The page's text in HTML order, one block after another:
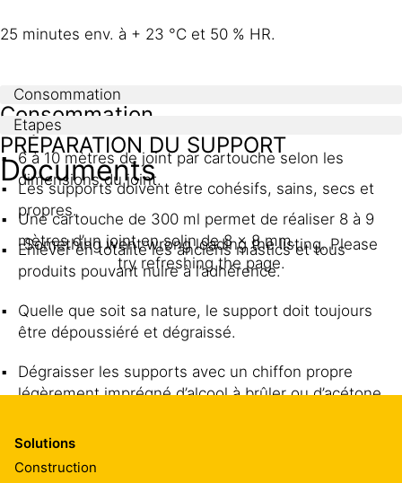
25 minutes env. à + 23 °C et 50 % HR.
Consommation
Consommation
6 à 10 mètres de joint par cartouche selon les
dimensions du joint.
Une cartouche de 300 ml permet de réaliser 8 à 9
mètres d’un joint en solin de 8 x 8 mm.
Etapes
PRÉPARATION DU SUPPORT
Les supports doivent être cohésifs, sains, secs et
propres.
Enlever en totalité les anciens mastics et tous
produits pouvant nuire à l’adhérence.
Quelle que soit sa nature, le support doit toujours
être dépoussiéré et dégraissé.
Dégraisser les supports avec un chiffon propre
légèrement imprégné d’alcool à brûler ou d’acétone.
propre légèrement imprégné de Sika
Avant l’application du mastic, laisser sécher au moins
Documents
Something went wrong loading the listing. Please
try refreshing the page.
Solutions
Construction